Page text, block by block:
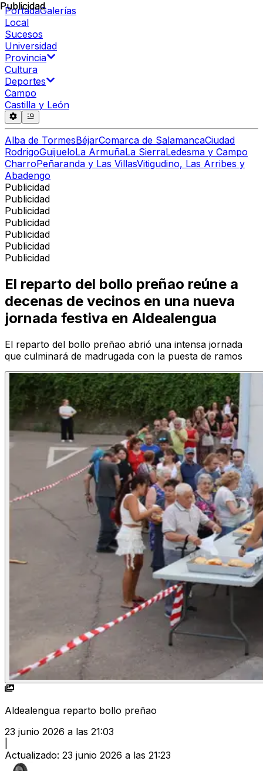
PortadaGalerías
Local
Sucesos
Universidad
Provincia
Cultura
Deportes
Campo
Castilla y León
Alba de TormesBéjarComarca de SalamancaCiudad
RodrigoGuijueloLa ArmuñaLa SierraLedesma y Campo
CharroPeñaranda y Las VillasVitigudino, Las Arribes y
Abadengo
Publicidad
Publicidad
Publicidad
Publicidad
Publicidad
Publicidad
Publicidad
Publicidad
El reparto del bollo preñao reúne a
decenas de vecinos en una nueva
jornada festiva en Aldealengua
El reparto del bollo preñao abrió una intensa jornada
que culminará de madrugada con la puesta de ramos
Aldealengua reparto bollo preñao
23 junio 2026 a las 21:03
Actualizado: 23 junio 2026 a las 21:23
Publicidad